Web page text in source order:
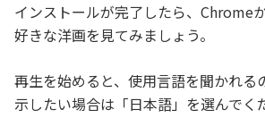
インストールが完了したら、Chrome
好きな洋画を見てみましょう。
再生を始めると、使用言語を聞かれる
示したい場合は「日本語」を選んでく